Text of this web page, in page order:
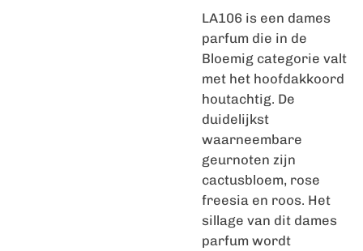
LA106 is een dames
parfum die in de
Bloemig categorie valt
met het hoofdakkoord
houtachtig. De
duidelijkst
waarneembare
geurnoten zijn
cactusbloem, rose
freesia en roos. Het
sillage van dit dames
parfum wordt